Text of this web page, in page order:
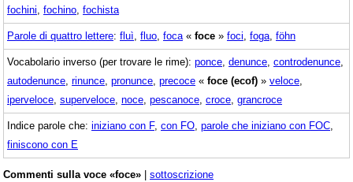
fochini fochino fochista
Parole di quattro lettere: fluì fluo foca « foce » foci foga föhn
Vocabolario inverso (per trovare le rime): ponce denunce controdenunce
autodenunce rinunce pronunce precoce « foce (ecof) » veloce
iperveloce superveloce noce pescanoce croce grancroce
Indice parole che: iniziano con F, con FO parole che iniziano con FOC
finiscono con E
Commenti sulla voce «foce» | sottoscrizione